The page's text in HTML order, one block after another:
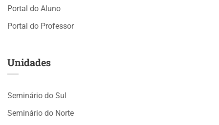
Portal do Aluno
Portal do Professor
Unidades
Seminário do Sul
Seminário do Norte